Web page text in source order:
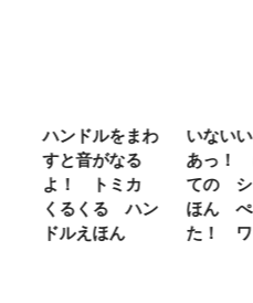
ハンドルをまわ
すと音がなる
よ！ トミカ
くるくる ハン
ドルえほん
いないいない
あっ！ はじ
ての シール
ほん ぺたぺ
た！ ワンワ